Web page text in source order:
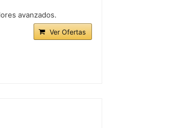
avanzados.
Ver Ofertas